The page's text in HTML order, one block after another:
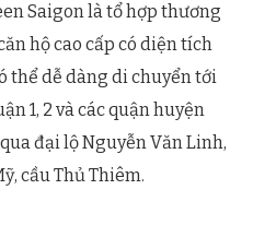
Saigon là tổ hợp thương
hộ cao cấp có diện tích
thể dễ dàng di chuyển tới
1, 2 và các quận huyện
đại lộ Nguyễn Văn Linh,
cầu Thủ Thiêm.